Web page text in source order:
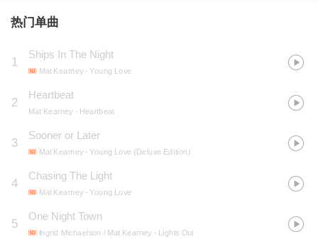
热门单曲
1
Ships In The Night
Mat Kearney - Young Love
2
Heartbeat
Mat Kearney - Heartbeat
3
Sooner or Later
Mat Kearney - Young Love (Deluxe Edition)
4
Chasing The Light
Mat Kearney - Young Love
5
One Night Town
Ingrid Michaelson / Mat Kearney - Lights Out